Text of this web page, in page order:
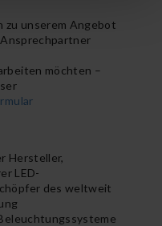
unserem Angebot
möchten –
Hersteller,
LED-
des weltweit